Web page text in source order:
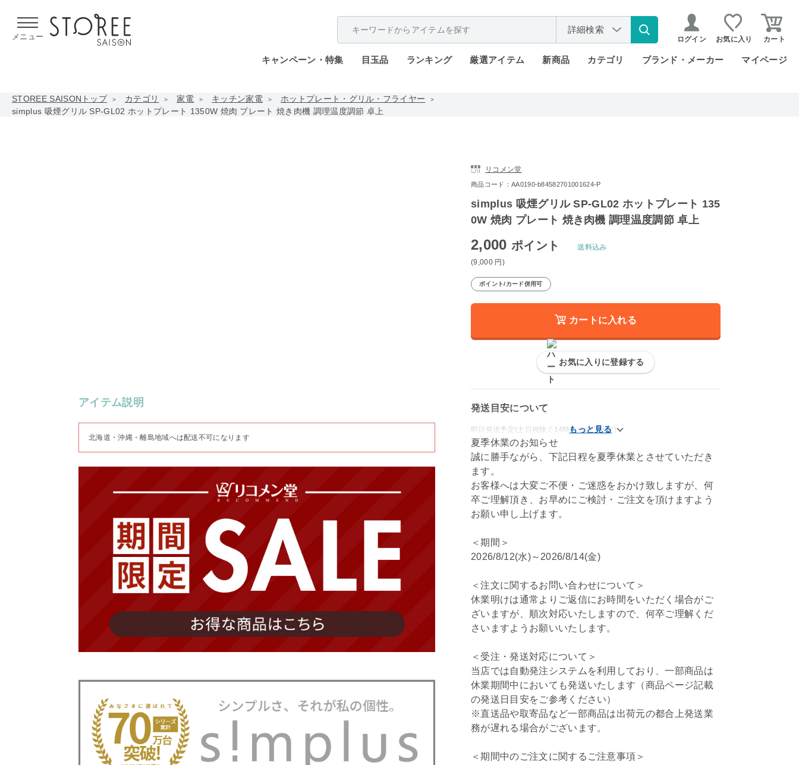
メニュー
詳細検索
ログイン お気に入り カート
キャンペーン・特集 目玉品 ランキング 厳選アイテム 新商品 カテゴリ ブランド・メーカー マイページ
STOREE SAISONトップ カテゴリ 家電 キッチン家電
ホットプレート・グリル・フライヤー
simplus 吸煙グリル SP-GL02 ホットプレート 1350W 焼肉 プレート 焼き肉機 調理温度調節 卓上
アイテム説明
北海道・沖縄・離島地域へは配送不可になります
リコメン堂
商品コード：AA0190-b84582701001624-P
simplus 吸煙グリル SP-GL02 ホットプレート 135
0W 焼肉 プレート 焼き肉機 調理温度調節 卓上
2,000 ポイント
(9,000 円 )
送料込み
ポイント/カード併用可
カートに入れる
お気に入りに登録する
発送目安について
即日発送予定(土日祝除く14時までのご注文)
夏季休業のお知らせ
誠に勝手ながら、下記日程を夏季休業とさせていただき
ます。
お客様へは大変ご不便・ご迷惑をおかけ致しますが、何
卒ご理解頂き、お早めにご検討・ご注文を頂けますよう
お願い申し上げます。
＜期間＞
2026/8/12(水)～2026/8/14(金)
＜注文に関するお問い合わせについて＞
休業明けは通常よりご返信にお時間をいただく場合がご
ざいますが、順次対応いたしますので、何卒ご理解くだ
さいますようお願いいたします。
＜受注・発送対応について＞
当店では自動発注システムを利用しており、一部商品は
休業期間中においても発送いたします（商品ページ記載
の発送日目安をご参考ください）
※直送品や取寄品など一部商品は出荷元の都合上発送業
務が遅れる場合がございます。
＜期間中のご注文に関するご注意事項＞